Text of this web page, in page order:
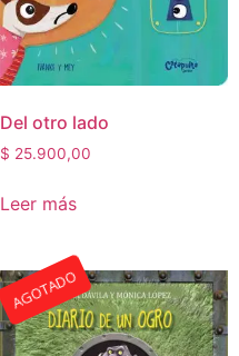
Del otro lado
$ 25.900,00
Leer más
AGOTADO